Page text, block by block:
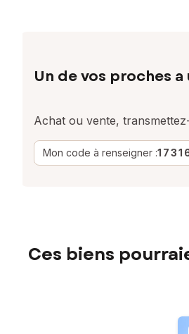
Un de vos proches
Achat ou vente,
Mon code à renseigner :
Ces biens